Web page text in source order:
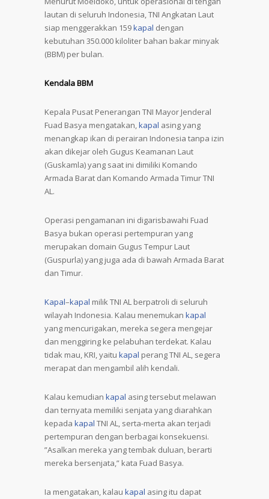
lautan di seluruh Indonesia, TNI Angkatan Laut
siap menggerakkan 159kapal dengan
kebutuhan 350.000 kiloliter bahan bakar minyak
(BBM) per bulan.
Kendala BBM
Kepala Pusat Penerangan TNI Mayor Jenderal
Fuad Basya mengatakan,kapal asing yang
menangkap ikan di perairan Indonesia tanpa izin
akan dikejar oleh Gugus Keamanan Laut
(Guskamla) yang saat ini dimiliki Komando
Armada Barat dan Komando Armada Timur TNI
AL.
Operasi pengamanan ini digarisbawahi Fuad
Basya bukan operasi pertempuran yang
merupakan domain Gugus Tempur Laut
(Guspurla) yang juga ada di bawah Armada Barat
dan Timur.
Kapal–kapal milik TNI AL berpatroli di seluruh
wilayah Indonesia. Kalau menemukan kapal
yang mencurigakan, mereka segera mengejar
dan menggiring ke pelabuhan terdekat. Kalau
tidak mau, KRI, yaitu kapal perang TNI AL, segera
merapat dan mengambil alih kendali.
Kalau kemudian kapal asing tersebut melawan
dan ternyata memiliki senjata yang diarahkan
kepada kapal TNI AL, serta-merta akan terjadi
pertempuran dengan berbagai konsekuensi.
”Asalkan mereka yang tembak duluan, berarti
mereka bersenjata,” kata Fuad Basya.
Ia mengatakan, kalau kapal asing itu dapat